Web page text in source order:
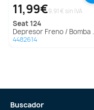
11,99€9.91 € sin IVA
seat124
Depresor Freno / Bomba Vacio para Seat 124
4482614
Buscador